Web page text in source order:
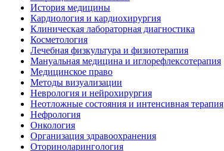
История медицины
Кардиология и кардиохирургия
Клиническая лабораторная диагностика
Косметология
Лечебная физкультура и физиотерапия
Мануальная медицина и иглорефлексотерапия
Медицинское право
Методы визуализации
Неврология и нейрохирургия
Неотложные состояния и интенсивная терапия
Нефрология
Онкология
Организация здравоохранения
Оториноларингология